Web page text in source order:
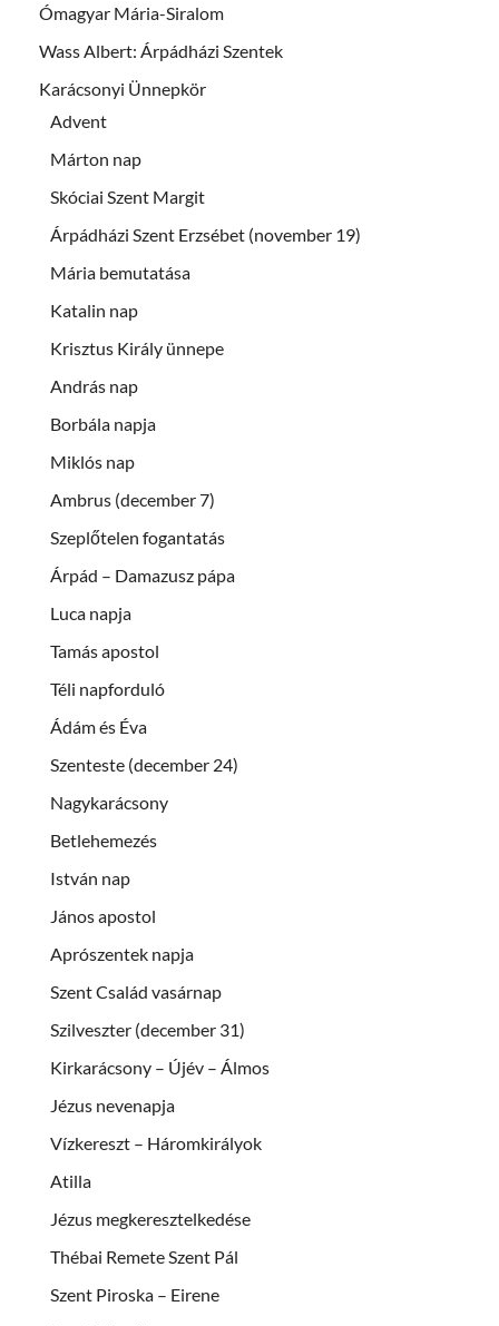
Ómagyar Mária-Siralom
Wass Albert: Árpádházi Szentek
Karácsonyi Ünnepkör
Advent
Márton nap
Skóciai Szent Margit
Árpádházi Szent Erzsébet (november 19)
Mária bemutatása
Katalin nap
Krisztus Király ünnepe
András nap
Borbála napja
Miklós nap
Ambrus (december 7)
Szeplőtelen fogantatás
Árpád – Damazusz pápa
Luca napja
Tamás apostol
Téli napforduló
Ádám és Éva
Szenteste (december 24)
Nagykarácsony
Betlehemezés
István nap
János apostol
Aprószentek napja
Szent Család vasárnap
Szilveszter (december 31)
Kirkarácsony – Újév – Álmos
Jézus nevenapja
Vízkereszt – Háromkirályok
Atilla
Jézus megkeresztelkedése
Thébai Remete Szent Pál
Szent Piroska – Eirene